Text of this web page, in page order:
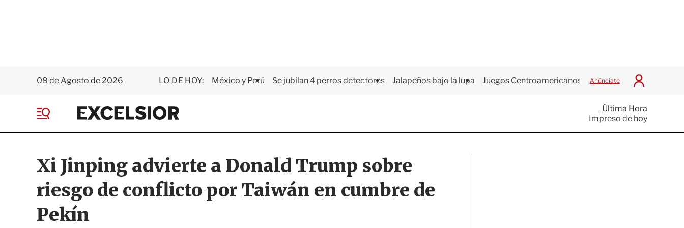
08 de Agosto de 2026 LO DE HOY: México y Perú Se jubilan 4 perros detectores Jalapeños bajo la lupa Juegos Centroamericanos Anúnciate
I
c
i
a
E
x
e
i
o
r
e
Última Hora
Impreso de hoy
Xi Jinping advierte a Donald Trump sobre
riesgo de conflicto por Taiwán en cumbre de
Pekín